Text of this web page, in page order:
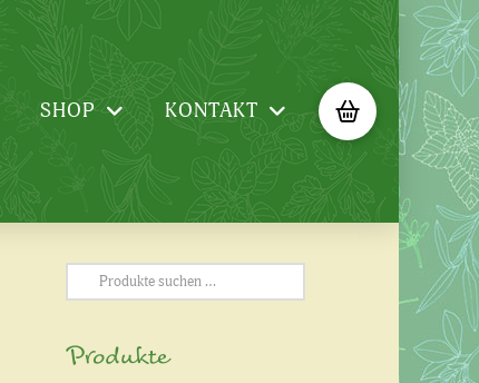
SHOP KONTAKT
Suchen
nach:
Produkte